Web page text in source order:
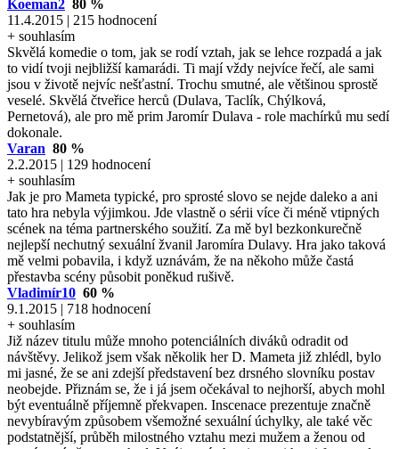
Koeman2 80 %
11.4.2015 | 215 hodnocení
+ souhlasím
Skvělá komedie o tom, jak se rodí vztah, jak se lehce rozpadá a jak
to vidí tvoji nejbližší kamarádi. Ti mají vždy nejvíce řečí, ale sami
jsou v životě nejvíc nešťastní. Trochu smutné, ale většinou sprostě
veselé. Skvělá čtveřice herců (Dulava, Taclík, Chýlková,
Pernetová), ale pro mě prim Jaromír Dulava - role machírků mu sedí
dokonale.
Varan 80 %
2.2.2015 | 129 hodnocení
+ souhlasím
Jak je pro Mameta typické, pro sprosté slovo se nejde daleko a ani
tato hra nebyla výjimkou. Jde vlastně o sérii více či méně vtipných
scének na téma partnerského soužití. Za mě byl bezkonkurečně
nejlepší nechutný sexuální žvanil Jaromíra Dulavy. Hra jako taková
mě velmi pobavila, i když uznávám, že na někoho může častá
přestavba scény působit poněkud rušivě.
Vladimír10 60 %
9.1.2015 | 718 hodnocení
+ souhlasím
Již název titulu může mnoho potenciálních diváků odradit od
návštěvy. Jelikož jsem však několik her D. Mameta již zhlédl, bylo
mi jasné, že se ani zdejší představení bez drsného slovníku postav
neobejde. Přiznám se, že i já jsem očekával to nejhorší, abych mohl
být eventuálně příjemně překvapen. Inscenace prezentuje značně
nevybíravým způsobem všemožné sexuální úchylky, ale také věc
podstatnější, průběh milostného vztahu mezi mužem a ženou od